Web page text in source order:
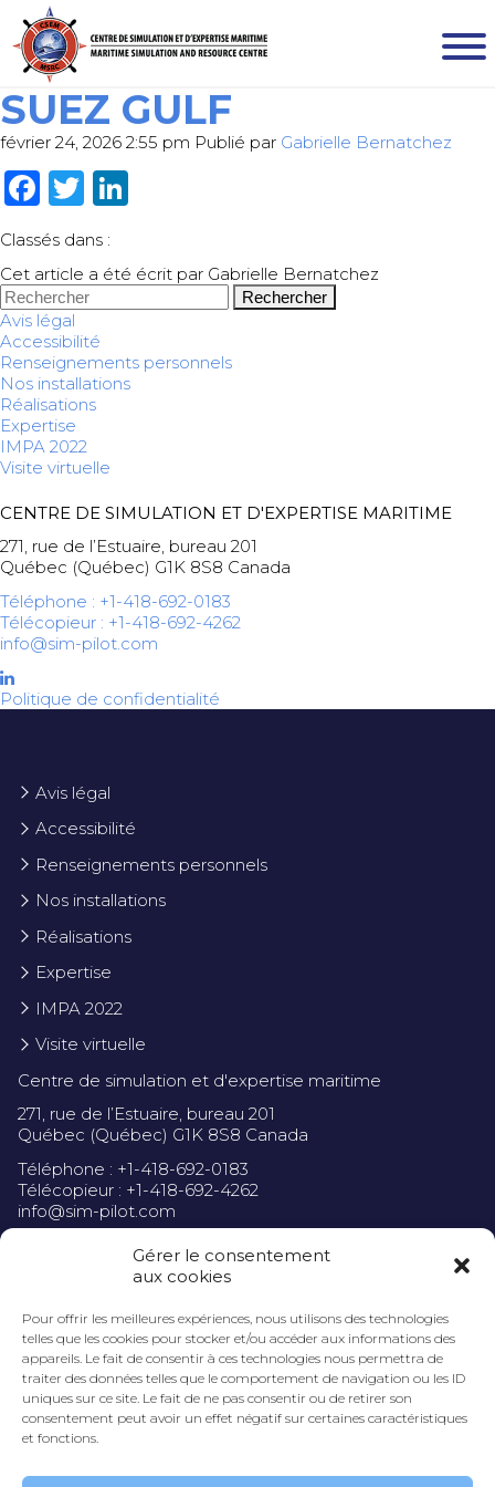
Gérer le consentement
aux cookies
Pour offrir les meilleures expériences, nous utilisons des technologies
telles que les cookies pour stocker et/ou accéder aux informations des
appareils. Le fait de consentir à ces technologies nous permettra de
traiter des données telles que le comportement de navigation ou les ID
uniques sur ce site. Le fait de ne pas consentir ou de retirer son
consentement peut avoir un effet négatif sur certaines caractéristiques
et fonctions.
SUEZ GULF
février 24, 2026 2:55 pm Publié par Gabrielle Bernatchez
Facebook
Twitter
Classés dans :
Cet article a été écrit par Gabrielle Bernatchez
Rechercher
Avis légal
Accessibilité
Renseignements personnels
Nos installations
Réalisations
Expertise
IMPA 2022
Visite virtuelle
CENTRE DE SIMULATION ET D'EXPERTISE MARITIME
271, rue de l’Estuaire, bureau 201
Québec (Québec) G1K 8S8 Canada
Téléphone : +1-418-692-0183
Télécopieur : +1-418-692-4262
info@sim-pilot.com
Politique de confidentialité
Avis légal
Accessibilité
Renseignements personnels
Nos installations
Réalisations
Expertise
IMPA 2022
Visite virtuelle
Centre de simulation et d'expertise maritime
271, rue de l’Estuaire, bureau 201
Québec (Québec) G1K 8S8 Canada
Téléphone : +1-418-692-0183
Télécopieur : +1-418-692-4262
info@sim-pilot.com
Politique de confidentialité